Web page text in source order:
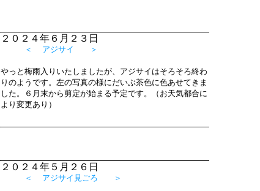
２０２４年６月２３日
＜ アジサイ ＞
やっと梅雨入りいたしましたが、アジサイはそろそろ終わ
りのようです。左の写真の様にだいぶ茶色に色あせてきま
した。６月末から剪定が始まる予定です。（お天気都合に
より変更あり）
２０２４年５月２６日
＜ アジサイ見ごろ ＞